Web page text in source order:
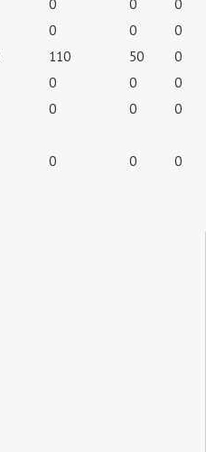
0 0
0
0 0
0
110 50
0
0 0
0
0 0 0
0 0 0